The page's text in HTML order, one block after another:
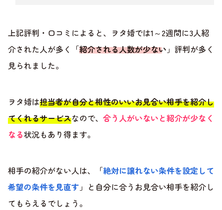
上記評判・口コミによると、ヲタ婚では1～2週間に3人紹
介された人が多く「紹介される人数が少ない 」評判が多く
見られました。
ヲタ婚は担当者が自分と相性のいいお見合い相手を紹介し
てくれるサービスなので、 合う人がいないと紹介が少なく
なる状況もあり得ます。
相手の紹介がない人は、「絶対に譲れない条件を設定して
希望の条件を見直す 」と自分に合うお見合い相手を紹介し
てもらえるでしょう。